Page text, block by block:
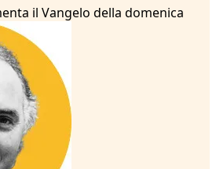
il Vangelo della domenica